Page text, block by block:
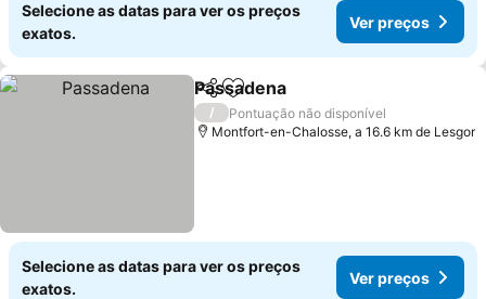
Selecione as datas para ver os preços
exatos.
Ver preços
PartilharAdicionar aos favoritos
Passadena
/
Pontuação não disponível
Montfort-en-Chalosse, a 16.6 km de Lesgor
Selecione as datas para ver os preços
exatos.
Ver preços